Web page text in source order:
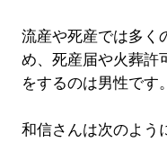
流産や死産では多く
め、死産届や火葬許
をするのは男性です。
和信さんは次のよう